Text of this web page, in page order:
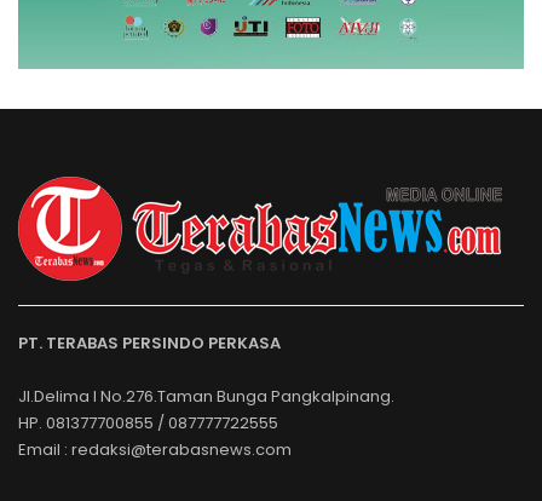
PT. TERABAS PERSINDO PERKASA
Jl.Delima I No.276.Taman Bunga Pangkalpinang.
HP. 081377700855 / 087777722555
Email : redaksi@terabasnews.com